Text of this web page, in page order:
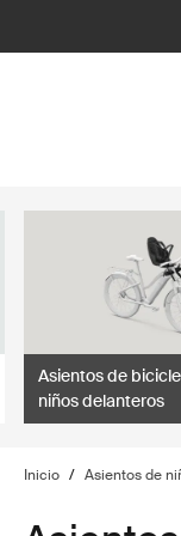
Asientos de
niños delanteros
Inicio / Asientos de